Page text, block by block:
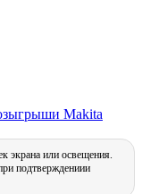
Makita
экрана или освещения.
подтверждениии